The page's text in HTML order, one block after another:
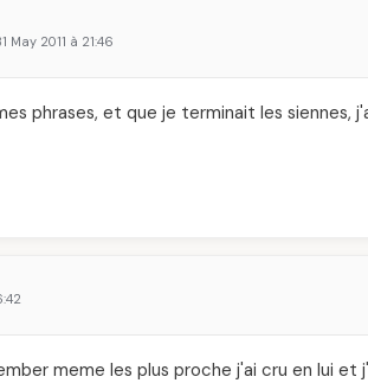
May 2011 à 21:46
phrases, et que je terminait les siennes,
meme les plus proche j'ai cru en lui